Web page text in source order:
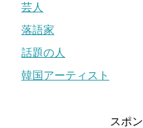
芸人
落語家
話題の人
韓国アーティスト
スポ